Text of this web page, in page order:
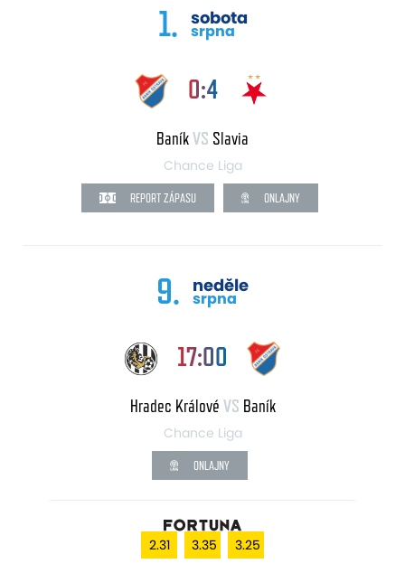
1. sobota
srpna
0:4
BaníkVS Slavia
Chance Liga
REPORT ZÁPASU ONLAJNY
9. neděle
srpna
17:00
Hradec Králové VS Baník
Chance Liga
ONLAJNY
2.31 3.35 3.25